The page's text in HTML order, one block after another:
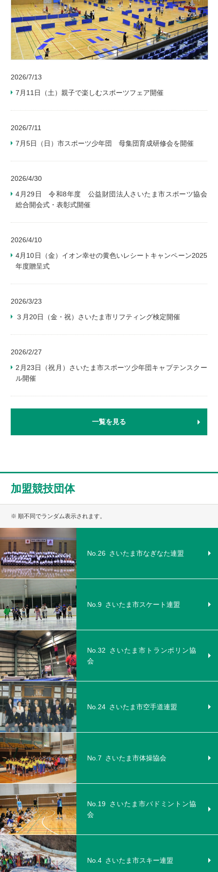
2026/7/13
7月11日（土）親子で楽しむスポーツフェア開催
2026/7/11
7月5日（日）市スポーツ少年団 母集団育成研修会を開催
2026/4/30
4月29日 令和8年度 公益財団法人さいたま市スポーツ協会
総合開会式・表彰式開催
2026/4/10
4月10日（金）イオン幸せの黄色いレシートキャンペーン2025
年度贈呈式
2026/3/23
３月20日（金・祝）さいたま市リフティング検定開催
2026/2/27
2月23日（祝月）さいたま市スポーツ少年団キャプテンスクー
ル開催
一覧を見る
加盟競技団体
※ 順不同でランダム表示されます。
No.26 さいたま市なぎなた連盟
No.9 さいたま市スケート連盟
No.32
さいたま市トランポリン協
会
No.24 さいたま市空手道連盟
No.7 さいたま市体操協会
No.19 さいたま市バドミントン協
会
No.4 さいたま市スキー連盟